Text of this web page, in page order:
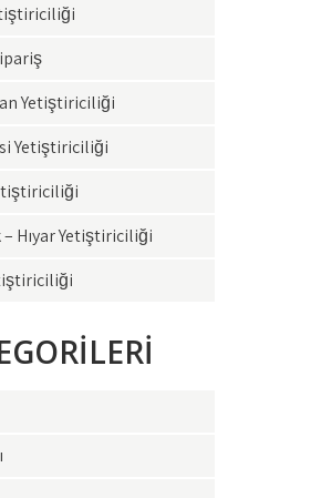
Yetiştiriciliği
Yetiştiriciliği
– Hıyar Yetiştiriciliği